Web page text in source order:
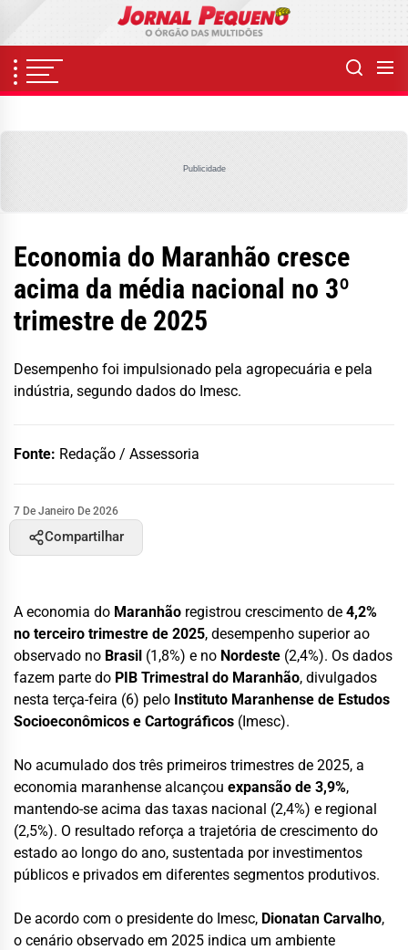
content
Publicidade
Economia do Maranhão cresce
acima da média nacional no 3º
trimestre de 2025
Desempenho foi impulsionado pela agropecuária e pela
indústria, segundo dados do Imesc.
Fonte: Redação / Assessoria
7 De Janeiro De 2026
Compartilhar
A economia do Maranhão registrou crescimento de 4,2%
no terceiro trimestre de 2025, desempenho superior ao
observado no Brasil (1,8%) e no Nordeste (2,4%). Os dados
fazem parte do PIB Trimestral do Maranhão, divulgados
nesta terça-feira (6) pelo Instituto Maranhense de Estudos
Socioeconômicos e Cartográficos (Imesc).
No acumulado dos três primeiros trimestres de 2025, a
economia maranhense alcançou expansão de 3,9%,
mantendo-se acima das taxas nacional (2,4%) e regional
(2,5%). O resultado reforça a trajetória de crescimento do
estado ao longo do ano, sustentada por investimentos
públicos e privados em diferentes segmentos produtivos.
De acordo com o presidente do Imesc, Dionatan Carvalho,
o cenário observado em 2025 indica um ambiente